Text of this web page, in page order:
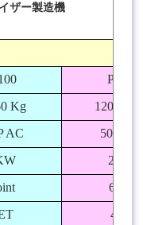
ザー製造機
PY-
Kg
AC
50 HP
20
6
4 SET